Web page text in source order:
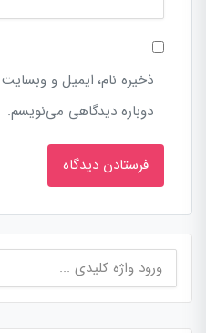
ذخیره نام، ایمیل و
دوباره دیدگاهی می‌نویسم.
جستجو
برای: